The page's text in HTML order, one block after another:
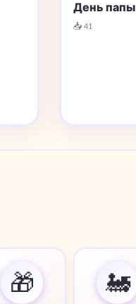
День папы
📥 41
🎁 🚂